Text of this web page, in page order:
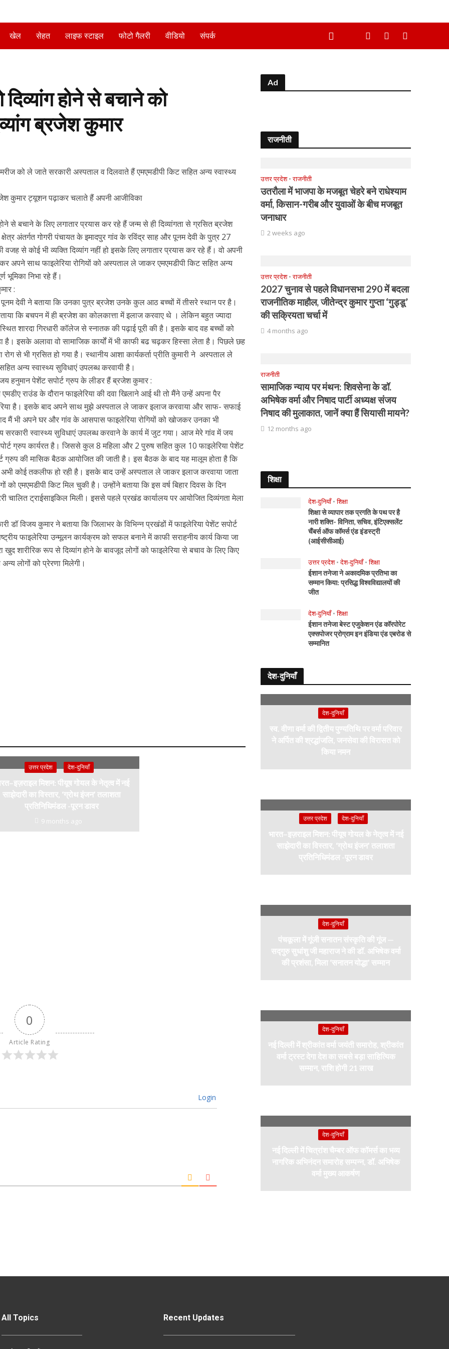
खेल सेहत लाइफ स्टाइल फोटो गैलरी वीडियो संपर्क
होने से बचाने को
ब्रजेश कुमार
को ले जाते सरकारी अस्पताल व दिलवाते हैं एमएमडीपी किट सहित अन्य स्वास्थ्य
कुमार ट्यूशन पढ़ाकर चलाते हैं अपनी आजीविका
से बचाने के लिए लगातार प्रयास कर रहे हैं जन्म से ही दिव्यांगता से ग्रसित ब्रजेश
अंतर्गत गोगरी पंचायत के इमादपुर गांव के रविंद्र साह और पूनम देवी के पुत्र 27
वजह से कोई भी व्यक्ति दिव्यांग नहीं हो इसके लिए लगातार प्रयास कर रहे हैं। वो अपनी
अपने साथ फाइलेरिया रोगियों को अस्पताल ले जाकर एमएमडीपी किट सहित अन्य
भूमिका निभा रहे हैं।
:
पूनम देवी ने बताया कि उनका पुत्र ब्रजेश उनके कुल आठ बच्चों में तीसरे स्थान पर है।
कि बचपन में ही ब्रजेश का कोलकात्ता में इलाज करवाए थे । लेकिन बहुत ज्यादा
शारदा गिरधारी कॉलेज से स्नातक की पढ़ाई पूरी की है। इसके बाद वह बच्चों को
इसके अलावा वो सामाजिक कार्यों में भी काफी बढ चढ़कर हिस्सा लेता है। पिछले छह
से भी ग्रसित हो गया है। स्थानीय आशा कार्यकर्ता प्रीति कुमारी ने अस्पताल ले
अन्य स्वास्थ्य सुविधाएं उपलब्ध करवायी है।
जय हनुमान पेशेंट सपोर्ट ग्रुप के लीडर हैं ब्रजेश कुमार :
राउंड के दौरान फाइलेरिया की दवा खिलाने आई थी तो मैंने उन्हें अपना पैर
है। इसके बाद अपने साथ मुझे अस्पताल ले जाकर इलाज करवाया और साफ- सफाई
मैं भी अपने घर और गांव के आसपास फाइलेरिया रोगियों को खोजकर उनका भी
स्वास्थ्य सुविधाएं उपलब्ध करवाने के कार्य में जुट गया। आज मेरे गांव में जय
ग्रुप कार्यरत है। जिससे कुल 8 महिला और 2 पुरुष सहित कुल 10 फाइलेरिया पेशेंट
ग्रुप की मासिक बैठक आयोजित की जाती है। इस बैठक के बाद यह मालूम होता है कि
कोई तकलीफ हो रही है। इसके बाद उन्हें अस्पताल ले जाकर इलाज करवाया जाता
एमएमडीपी किट मिल चुकी है। उन्होंने बताया कि इस वर्ष बिहार दिवस के दिन
चालित ट्राईसाइकिल मिली। इससे पहले प्रखंड कार्यालय पर आयोजित दिव्यंगता मेला
डॉ विजय कुमार ने बताया कि जिलाभर के विभिन्न प्रखंडों में फाइलेरिया पेशेंट सपोर्ट
फाइलेरिया उन्मूलन कार्यक्रम को सफल बनाने में काफी सराहनीय कार्य किया जा
खुद शारीरिक रूप से दिव्यांग होने के बावजूद लोगों को फाइलेरिया से बचाव के लिए किए
लोगों को प्रेरणा मिलेगी।
उत्तर प्रदेश देश-दुनियाँ
मिशन: पीयूष गोयल के नेतृत्व में नई
साझेदारी का विस्तार, ‘ग्रोथ इंजन’ तलाशता
प्रतिनिधिमंडल -पूरन डावर
9 months ago
0
Article Rating
Login
Ad
राजनीती
उत्तर प्रदेश • राजनीती
उतरौला में भाजपा के मजबूत चेहरे बने राधेश्याम
वर्मा, किसान-गरीब और युवाओं के बीच मजबूत
जनाधार
2 weeks ago
उत्तर प्रदेश • राजनीती
2027 चुनाव से पहले विधानसभा 290 में बदला
राजनीतिक माहौल, जीतेन्द्र कुमार गुप्ता ‘गुड्डू’
की सक्रियता चर्चा में
4 months ago
राजनीती
सामाजिक न्याय पर मंथन: शिवसेना के डॉ.
अभिषेक वर्मा और निषाद पार्टी अध्यक्ष संजय
निषाद की मुलाकात, जानें क्या हैं सियासी मायने?
12 months ago
शिक्षा
देश-दुनियाँ • शिक्षा
शिक्षा से व्यापार तक प्रगति के पथ पर है
नारी शक्ति- विनिता, सचिव, इंटिएक्सलेंट
चैंबर्स ऑफ कॉमर्स एंड इंडस्ट्री
(आईसीसीआई)
उत्तर प्रदेश • देश-दुनियाँ • शिक्षा
ईशान तनेजा ने अकादमिक प्रतिभा का
सम्मान किया: प्रसिद्ध विश्वविद्यालयों की
जीत
देश-दुनियाँ • शिक्षा
ईशान तनेजा बेस्ट एजुकेशन एंड कॉरपोरेट
एक्सपोजर प्रोग्राम इन इंडिया एंड एबरोड से
सम्मानित
देश-दुनियाँ
देश-दुनियाँ
स्व. वीणा वर्मा की द्वितीय पुण्यतिथि पर वर्मा परिवार
ने अर्पित की श्रद्धांजलि, जनसेवा की विरासत को
किया नमन
उत्तर प्रदेश देश-दुनियाँ
भारत–इज़राइल मिशन: पीयूष गोयल के नेतृत्व में नई
साझेदारी का विस्तार, ‘ग्रोथ इंजन’ तलाशता
प्रतिनिधिमंडल -पूरन डावर
देश-दुनियाँ
पंचकूला में गूंजी सनातन संस्कृति की गूंज —
सद्गुरु सुधांशु जी महाराज ने की डॉ. अभिषेक वर्मा
की प्रशंसा, मिला ‘सनातन योद्धा’ सम्मान
देश-दुनियाँ
नई दिल्ली में श्रीकांत वर्मा जयंती समारोह, श्रीकांत
वर्मा ट्रस्ट देगा देश का सबसे बड़ा साहित्यिक
सम्मान, राशि होगी 21 लाख
देश-दुनियाँ
नई दिल्ली में चित्रांश चैम्बर ऑफ कॉमर्स का भव्य
नागरिक अभिनंदन समारोह सम्पन्न, डॉ. अभिषेक
वर्मा मुख्य आकर्षण
All Topics Recent Updates